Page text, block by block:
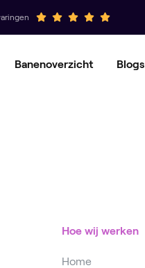
Banenoverzicht Blogs
Hoe wij werken
Home